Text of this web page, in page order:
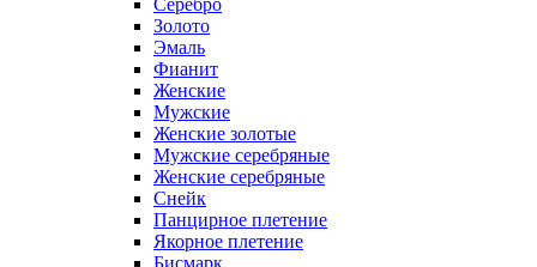
Серебро
Золото
Эмаль
Фианит
Женские
Мужские
Женские золотые
Мужские серебряные
Женские серебряные
Снейк
Панцирное плетение
Якорное плетение
Бисмарк